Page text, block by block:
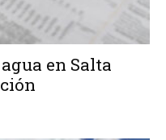
en Salta